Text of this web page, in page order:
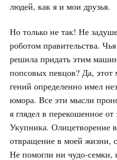
людей, как я и мои друзья.
Но только не так! Не
роботом правительства.
решила придать этим
попсовых певцов? Да, этот
гений определенно имел
юмора. Все эти мысли
я глядел в перекошенное
Укупника. Олицетворение
отвращение в моей жизни,
Не помогли ни чудо-семки,